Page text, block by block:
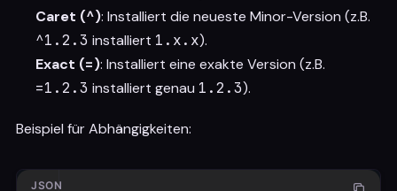
Caret (^): Installiert die neueste Minor-Version (z.B.
^1.2.3 installiert 1.x.x).
Exact (=): Installiert eine exakte Version (z.B.
=1.2.3 installiert genau 1.2.3).
Beispiel für Abhängigkeiten:
JSON